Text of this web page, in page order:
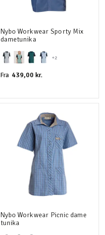
+2
Nybo Workwear Sporty Mix
dametunika
Fra 439,00 kr.
Nybo Workwear Picnic dame
tunika